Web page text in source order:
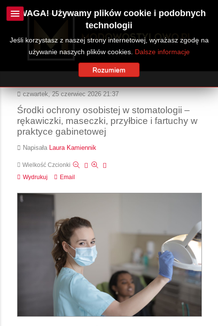
czwartek, 25 czerwiec 2026 21:37
Środki ochrony osobistej w stomatologii –
rękawiczki, maseczki, przyłbice i fartuchy w
praktyce gabinetowej
Napisała Laura Kamiennik
Wielkość Czcionki
Wydrukuj
Email
UWAGA! Używamy plików cookie i podobnych
technologii
Jeśli korzystasz z naszej strony internetowej, wyrażasz zgodę na
używanie naszych plików cookies. Dalsze informacje
Rozumiem